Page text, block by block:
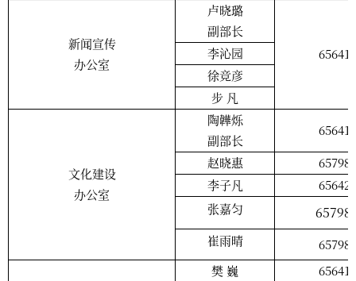
新闻宣传
办公室
卢晓璐
副部长
李沁园
徐竞彦
步 凡
文化建设
办公室
陶韡烁
副部长
赵晓惠
李子凡
张嘉匀
崔雨晴
樊 巍